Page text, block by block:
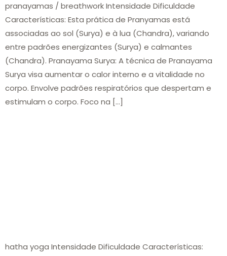
pranayamas / breathwork Intensidade Dificuldade
Características: Esta prática de Pranyamas está
associadas ao sol (Surya) e à lua (Chandra), variando
entre padrões energizantes (Surya) e calmantes
(Chandra). Pranayama Surya: A técnica de Pranayama
Surya visa aumentar o calor interno e a vitalidade no
corpo. Envolve padrões respiratórios que despertam e
estimulam o corpo. Foco na […]
hatha yoga Intensidade Dificuldade Características: